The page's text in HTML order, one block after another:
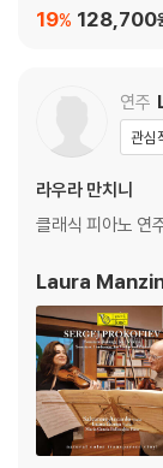
음 음반 모음 에디션
128,700
19%
연주
관심
라우라 만치니
클래식 피아노 연
Laura